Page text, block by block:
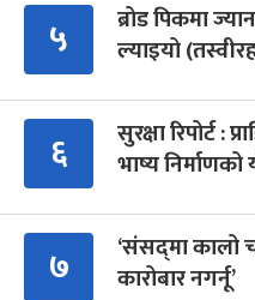
५
ब्रोड पिकमा
ल्याइयो
६
सुरक्षा रिपोर्ट :
भाष्य निर्माणको
७
‘संसद्‍मा कालो
कारोबार नगर्नू’